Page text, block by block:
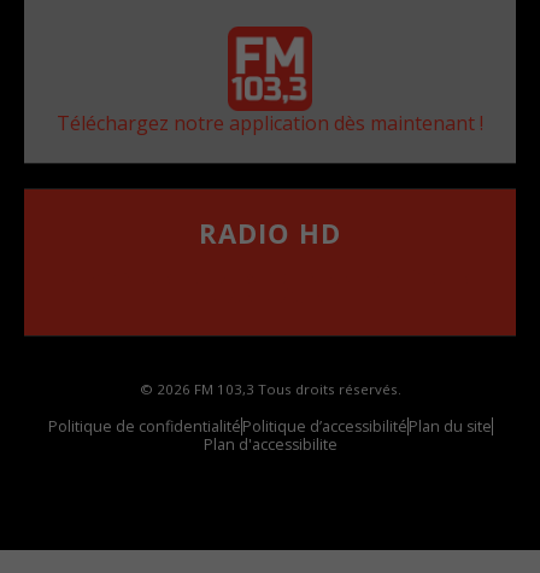
Téléchargez notre application dès maintenant !
RADIO HD
© 2026 FM 103,3 Tous droits réservés.
Politique de confidentialitéPolitique d’accessibilitéPlan du site
Plan d'accessibilite